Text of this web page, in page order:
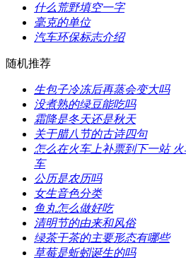
​什么荒野填空一字
​毫克的单位
​汽车环保标志介绍
随机推荐
​生包子冷冻后再蒸会变大吗
​没煮熟的绿豆能吃吗
​霜降是冬天还是秋天
​关于腊八节的古诗四句
怎么在火车上补票到下一站
车
​公历是农历吗
​女生音色分类
​鱼丸怎么做好吃
​清明节的由来和风俗
​绿茶干茶的主要形态有哪些
​草莓是蚯蚓诞生的吗